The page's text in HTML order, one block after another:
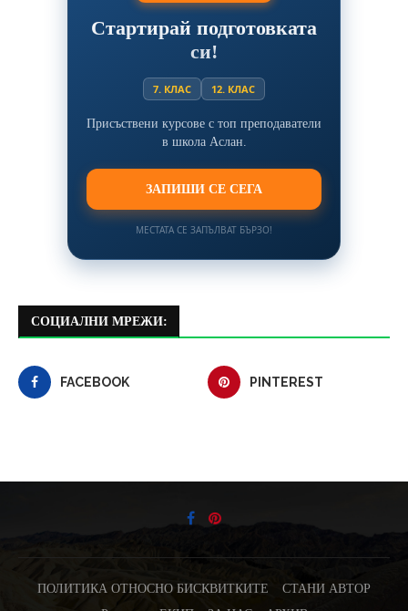
Стартирай подготовката
си!
7. КЛАС 12. КЛАС
Присъствени курсове с топ преподаватели
в школа Аслан.
ЗАПИШИ СЕ СЕГА
МЕСТАТА СЕ ЗАПЪЛВАТ БЪРЗО!
СОЦИАЛНИ МРЕЖИ:
FACEBOOK PINTEREST
ПОЛИТИКА ОТНОСНО БИСКВИТКИТЕ
СТАНИ АВТОР